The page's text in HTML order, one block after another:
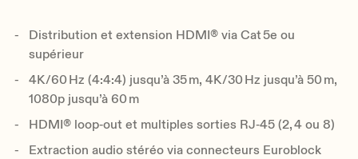
Distribution et extension HDMI® via Cat 5e ou
supérieur
4K/60 Hz (4:4:4) jusqu’à 35 m, 4K/30 Hz jusqu’à 50 m,
1080p jusqu’à 60 m
HDMI® loop‑out et multiples sorties RJ‑45 (2, 4 ou 8)
Extraction audio stéréo via connecteurs Euroblock